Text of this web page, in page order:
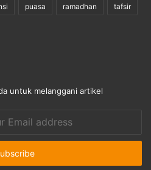
puasa ramadhan tafsir
untuk melanggani artikel